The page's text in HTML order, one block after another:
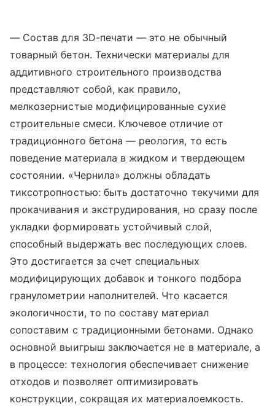
— Состав для 3D-печати — это не обычный
товарный бетон. Технически материалы для
аддитивного строительного производства
представляют собой, как правило,
мелкозернистые модифицированные сухие
строительные смеси. Ключевое отличие от
традиционного бетона — реология, то есть
поведение материала в жидком и твердеющем
состоянии. «Чернила» должны обладать
тиксотропностью: быть достаточно текучими для
прокачивания и экструдирования, но сразу после
укладки формировать устойчивый слой,
способный выдержать вес последующих слоев.
Это достигается за счет специальных
модифицирующих добавок и тонкого подбора
гранулометрии наполнителей. Что касается
экологичности, то по составу материал
сопоставим с традиционными бетонами. Однако
основной выигрыш заключается не в материале, а
в процессе: технология обеспечивает снижение
отходов и позволяет оптимизировать
конструкции, сокращая их материалоемкость.